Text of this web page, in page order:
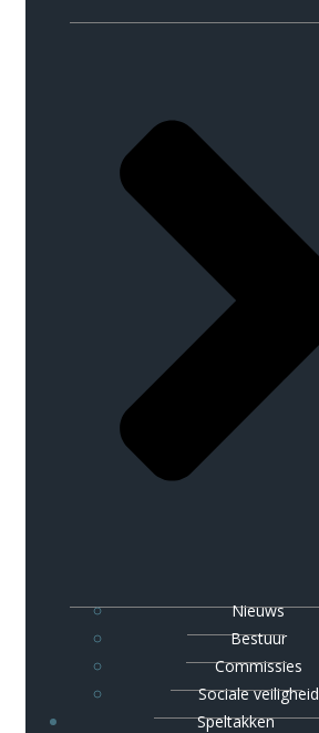
Nieuws
Bestuur
Commissies
Sociale veiligheid
Speltakken